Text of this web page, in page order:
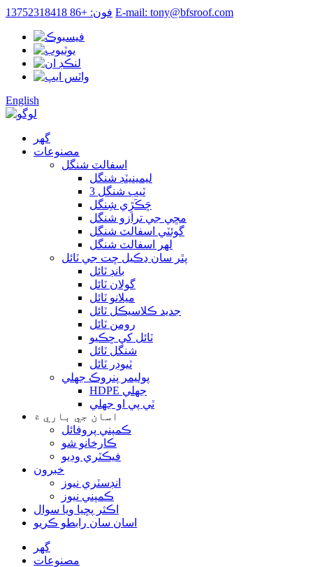
فون: +86 13752318418 E-mail: tony@bfsroof.com
English
گھر
مصنوعات
اسفالٽ شنگل
ليمينيٽڊ شنگل
3 ٽيب شنگل
ڇَڪَڙِي شِنگل
مڇي جي ترازو شنگل
گوئٽي اسفالٽ شنگل
لهر اسفالٽ شنگل
پٿر سان ڍڪيل ڇت جي ٽائل
بانڊ ٽائل
گولان ٽائل
ميلانو ٽائل
جديد ڪلاسيڪل ٽائل
رومن ٽائل
ٽائل کي ڇڪيو
شنگل ٽائل
ٽيوڊر ٽائل
پوليمر پنروڪ جھلي
HDPE جھلي
ٽي پي او جھلي
اسان جي باري ۾
ڪمپني پروفائل
ڪارخانو شو
فيڪٽري وڊيو
خبرون
انڊسٽري نيوز
ڪمپني نيوز
اڪثر پڇيا ويا سوال
اسان سان رابطو ڪريو
گھر
مصنوعات